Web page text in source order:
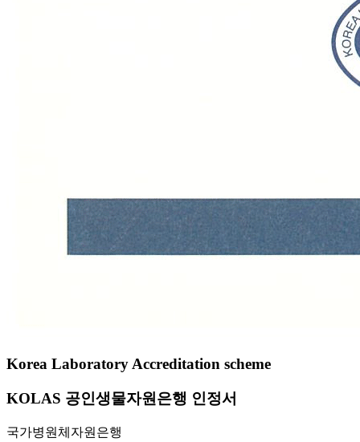
Korea Laboratory Accreditation scheme
KOLAS 공인생물자원은행 인정서
국가병원체자원은행